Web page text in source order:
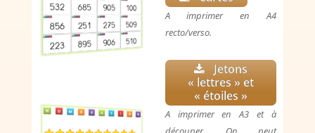
A imprimer en A4
recto/verso.
Jetons
« lettres » et
« étoiles »
A imprimer en A3 et à